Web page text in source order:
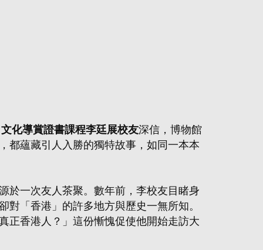
化導賞證書課程李廷展校友深信，博物館
都蘊藏引人入勝的獨特故事，如同一本本
於一次友人茶聚。數年前，李校友目睹身
「香港」的許多地方與歷史一無所知。
正香港人？」這份慚愧促使他開始走訪大